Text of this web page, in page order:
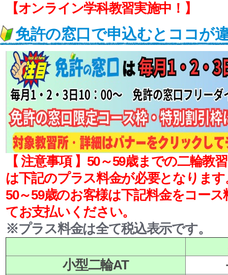
【オンライン学科教習実施中！】
免許の窓口で申込むとココが
【 注意事項 】50～59歳までの二輪教
は下記のプラス料金が必要となります
50～59歳のお客様は下記料金をコー
てお支払いください。
※プラス料金は全て税込表示です。
小型二輪AT